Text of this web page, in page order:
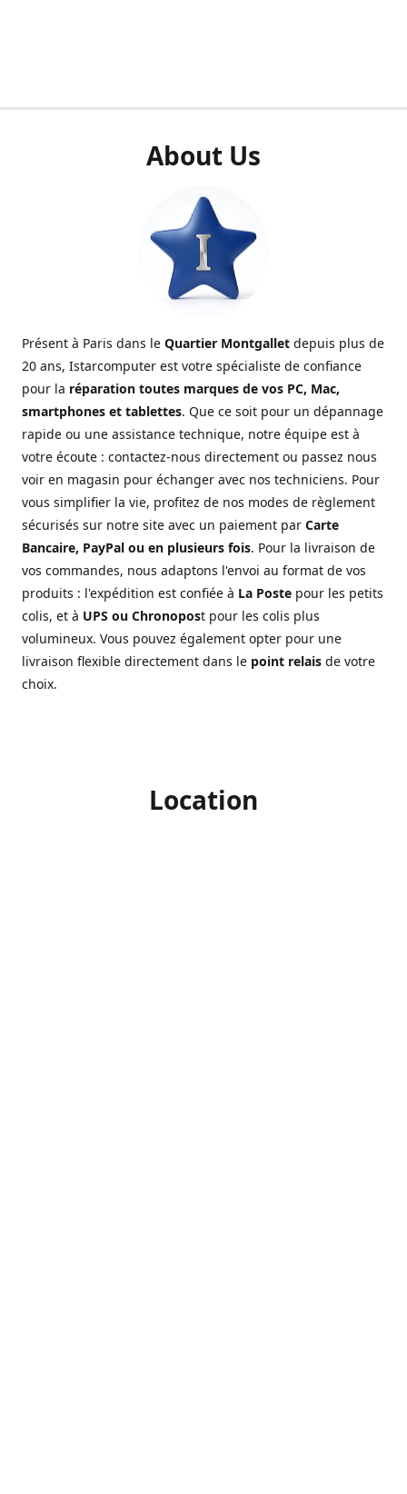
About Us
Présent à Paris dans le Quartier Montgallet depuis plus de
20 ans, Istarcomputer est votre spécialiste de confiance
pour la réparation toutes marques de vos PC, Mac,
smartphones et tablettes. Que ce soit pour un dépannage
rapide ou une assistance technique, notre équipe est à
votre écoute : contactez-nous directement ou passez nous
voir en magasin pour échanger avec nos techniciens. Pour
vous simplifier la vie, profitez de nos modes de règlement
sécurisés sur notre site avec un paiement par Carte
Bancaire, PayPal ou en plusieurs fois. Pour la livraison de
vos commandes, nous adaptons l'envoi au format de vos
produits : l'expédition est confiée à La Poste pour les petits
colis, et à UPS ou Chronopost pour les colis plus
volumineux. Vous pouvez également opter pour une
livraison flexible directement dans le point relais de votre
choix.
Location